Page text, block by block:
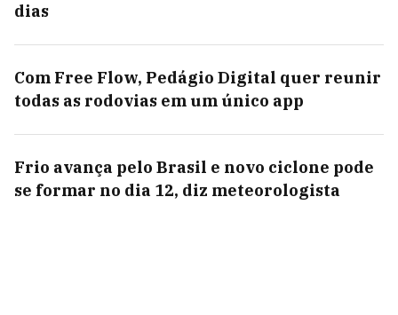
dias
Com Free Flow, Pedágio Digital quer reunir
todas as rodovias em um único app
Frio avança pelo Brasil e novo ciclone pode
se formar no dia 12, diz meteorologista